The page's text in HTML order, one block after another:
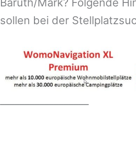
Baruth/Mark? Folgende
sollen bei der